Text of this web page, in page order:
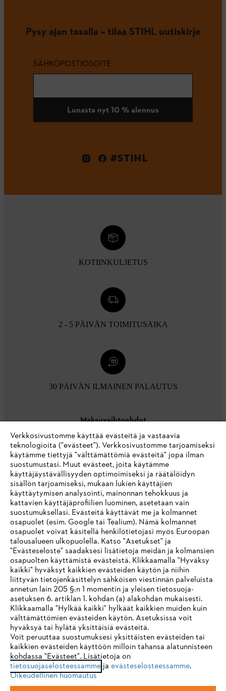
Pysy ajan tasalla – tilaa STIHL uutiskirje
SÄHKÖPOSTIOSOITE
Lunasta nyt 10 % alennus
#STIHL
KOTIINKULJETUS
2 - 5 PÄIVÄN TOIMITUSAIKA
30 PÄIVÄN ILMAINEN PALAUTUS
Maksuvaihtoehdot
Yritys
STIHL FAQ
Palvelut
Yleiset ehdot Tietosuojakäytäntö Impressum
Evästeet Takuuehdot Oikeudelliset tiedot
IHR BROWSER WIRD NICHT
UNTERSTÜTZT
Sie nutzen einen Browser, den wir noch nicht unterstützen. Für
eine optimale Nutzung unserer Seite empfehlen wir Ihnen, zu
einem der folgenden Browser zu wechseln:
Firefox Chrome
Verkkosivustomme käyttää evästeitä ja vastaavia
teknologioita ("evästeet"). Verkkosivustomme tarjoamiseksi
käytämme tiettyjä "välttämättömiä evästeitä" jopa ilman
suostumustasi. Muut evästeet, joita käytämme
käyttäjäystävällisyyden optimoimiseksi ja räätälöidyn
sisällön tarjoamiseksi, mukaan lukien käyttäjien
käyttäytymisen analysointi, mainonnan tehokkuus ja
kattavien käyttäjäprofiilien luominen, asetetaan vain
suostumuksellasi. Evästeitä käyttävät me ja kolmannet
osapuolet (esim. Google tai Tealium). Nämä kolmannet
osapuolet voivat käsitellä henkilötietojasi myös Euroopan
talousalueen ulkopuolella. Katso "Asetukset" ja
"Evästeseloste" saadaksesi lisätietoja meidän ja kolmansien
osapuolten käyttämistä evästeistä. Klikkaamalla "Hyväksy
kaikki" hyväksyt kaikkien evästeiden käytön ja niihin
liittyvän tietojenkäsittelyn sähköisen viestinnän palveluista
annetun lain 205 §:n 1 momentin ja yleisen tietosuoja-
asetuksen 6. artiklan 1. kohdan (a) alakohdan mukaisesti.
Klikkaamalla "Hylkää kaikki" hylkäät kaikkien muiden kuin
välttämättömien evästeiden käytön. Asetuksissa voit
hyväksyä tai hylätä yksittäisiä evästeitä.
Voit peruuttaa suostumuksesi yksittäisten evästeiden tai
kaikkien evästeiden käyttöön milloin tahansa alatunnisteen
kohdassa "Evästeet". Lisätietoja on
tietosuojaselosteessammeja evästeselosteessamme.
Oikeudellinen huomautus